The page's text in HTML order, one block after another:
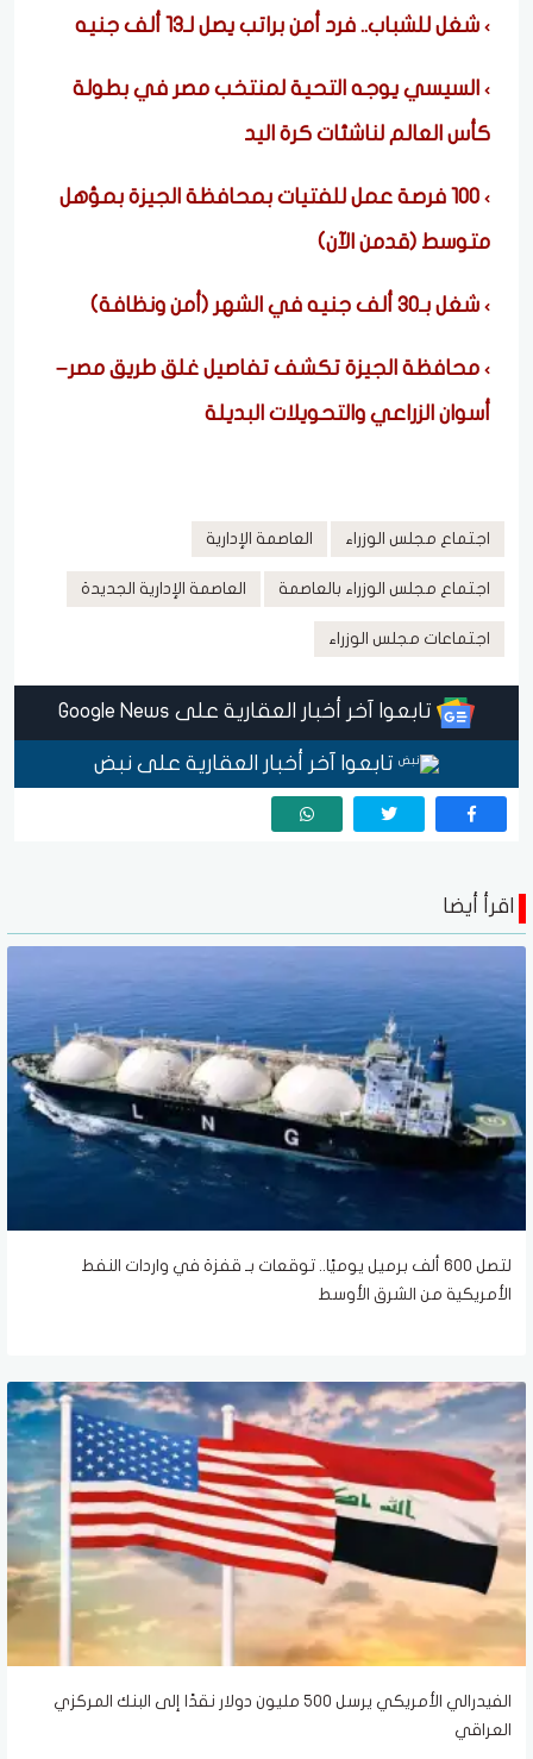
شغل للشباب.. فرد أمن براتب يصل لـ13 ألف جنيه
السيسي يوجه التحية لمنتخب مصر في بطولة
كأس العالم لناشئات كرة اليد
100 فرصة عمل للفتيات بمحافظة الجيزة بمؤهل
متوسط (قدمن الآن)
شغل بـ30 ألف جنيه في الشهر (أمن ونظافة)
محافظة الجيزة تكشف تفاصيل غلق طريق مصر–
أسوان الزراعي والتحويلات البديلة
اجتماع مجلس الوزراء العاصمة الإدارية
اجتماع مجلس الوزراء بالعاصمة العاصمة الإدارية الجديدة
اجتماعات مجلس الوزراء
تابعوا آخر أخبار العقارية على Google News
تابعوا آخر أخبار العقارية على نبض
اقرأ أيضا
لتصل 600 ألف برميل يوميًا.. توقعات بـ قفزة في واردات النفط
الأمريكية من الشرق الأوسط
الفيدرالي الأمريكي يرسل 500 مليون دولار نقدًا إلى البنك المركزي
العراقي